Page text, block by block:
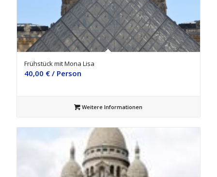
Frühstück mit Mona Lisa
40,00 €/ Person
Weitere Informationen